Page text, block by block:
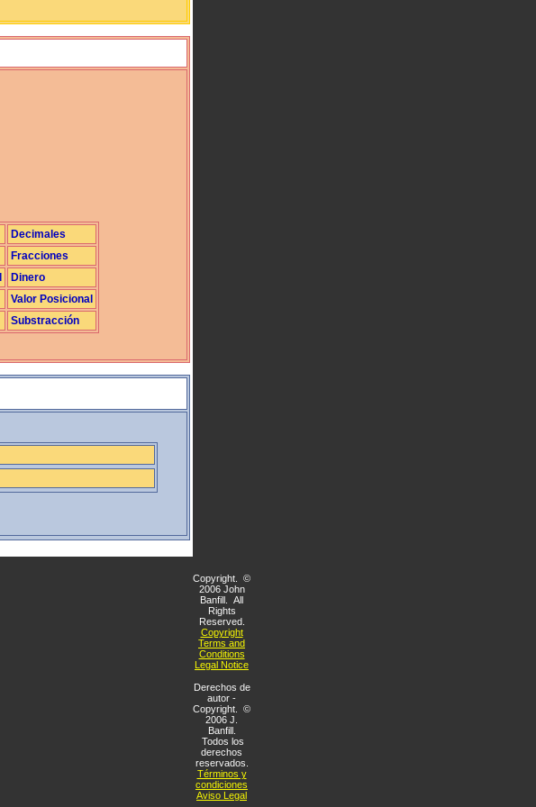
Decimales
Fracciones
Dinero
Valor Posicional
Substracción
Copyright. ©
2006 John
Banfill. All
Rights
Reserved.
Copyright
Terms and
Conditions
Legal Notice
Derechos de
autor -
Copyright. ©
2006 J.
Banfill.
Todos los
derechos
reservados.
Términos y
condiciones
Aviso Legal